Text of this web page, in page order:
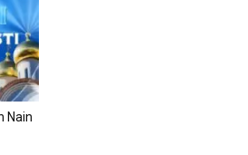
Nain